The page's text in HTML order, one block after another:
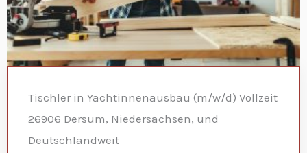
Tischler in Yachtinnenausbau (m/w/d) Vollzeit
26906 Dersum, Niedersachsen, und
Deutschlandweit